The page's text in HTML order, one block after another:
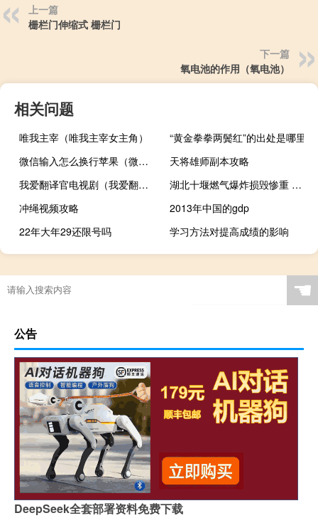
上一篇
栅栏门伸缩式 栅栏门
下一篇
氧电池的作用（氧电池）
相关问题
唯我主宰（唯我主宰女主角）
“黄金拳拳两鬓红”的出处是哪里
微信输入怎么换行苹果（微信输入怎么换行）
天将雄师副本攻略
我爱翻译官电视剧（我爱翻译）
湖北十堰燃气爆炸损毁惨重 现场伤员急需献血
冲绳视频攻略
2013年中国的gdp
22年大年29还限号吗
学习方法对提高成绩的影响
☚
公告
DeepSeek全套部署资料免费下载